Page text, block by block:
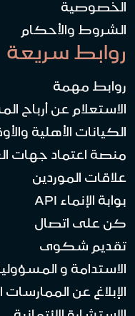
الخصوصية
الشروط والأحكام
روابط سريعة
روابط مهمة
الاستعلام عن أرباح
الكيانات الأهلية
منصة اعتماد جهات
علاقات الموردين
بوابة الإنماء API
كن على اتصال
تقديم شكوى
الاستدامة و
الإبلاغ عن الممارسات